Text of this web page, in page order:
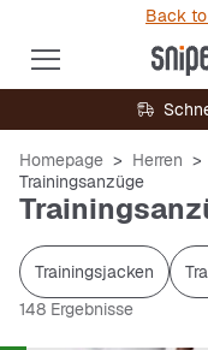
Back
Homepage Herren
Trainingsanzüge
Trainingsjacken
148 Ergebnisse